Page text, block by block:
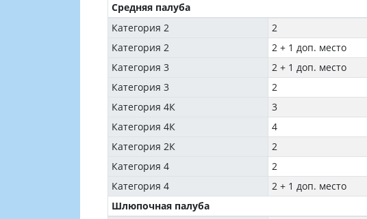
Средняя палуба
Категория 2
2
Категория 2
2 + 1 доп. место
Категория 3
2 + 1 доп. место
Категория 3
2
Категория 4К
3
Категория 4К
4
Категория 2К
2
Категория 4
2
Категория 4
2 + 1 доп. место
Шлюпочная палуба